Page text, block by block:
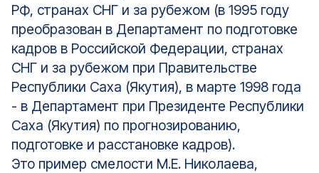
РФ, странах СНГ и за рубежом (в 1995 году
преобразован в Департамент по подготовке
кадров в Российской Федерации, странах
СНГ и за рубежом при Правительстве
Республики Саха (Якутия), в марте 1998 года
- в Департамент при Президенте Республики
Саха (Якутия) по прогнозированию,
подготовке и расстановке кадров).
Это пример смелости М.Е. Николаева,